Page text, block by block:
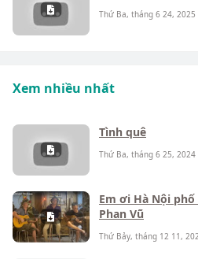
Thứ Ba, tháng 6 24, 2025
Xem nhiều nhất
Tình quê
Thứ Ba, tháng 6 25, 2024
Em ơi Hà Nội
Phan Vũ
Thứ Bảy, tháng 12 11,